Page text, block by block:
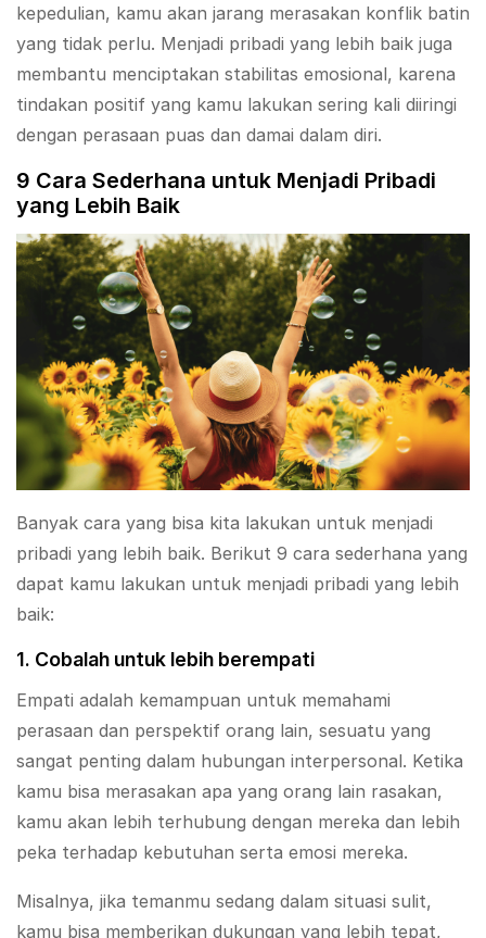
kepedulian, kamu akan jarang merasakan konflik batin
yang tidak perlu. Menjadi pribadi yang lebih baik juga
membantu menciptakan stabilitas emosional, karena
tindakan positif yang kamu lakukan sering kali diiringi
dengan perasaan puas dan damai dalam diri.
9 Cara Sederhana untuk Menjadi Pribadi
yang Lebih Baik
Banyak cara yang bisa kita lakukan untuk menjadi
pribadi yang lebih baik. Berikut 9 cara sederhana yang
dapat kamu lakukan untuk menjadi pribadi yang lebih
baik:
1. Cobalah untuk lebih berempati
Empati adalah kemampuan untuk memahami
perasaan dan perspektif orang lain, sesuatu yang
sangat penting dalam hubungan interpersonal. Ketika
kamu bisa merasakan apa yang orang lain rasakan,
kamu akan lebih terhubung dengan mereka dan lebih
peka terhadap kebutuhan serta emosi mereka.
Misalnya, jika temanmu sedang dalam situasi sulit,
kamu bisa memberikan dukungan yang lebih tepat,